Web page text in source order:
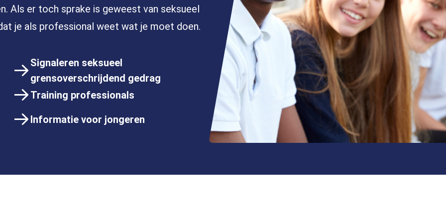
Als er toch sprake is geweest van seksueel
je als professional weet wat je moet doen.
Signaleren seksueel
grensoverschrijdend gedrag
Training professionals
Informatie voor jongeren